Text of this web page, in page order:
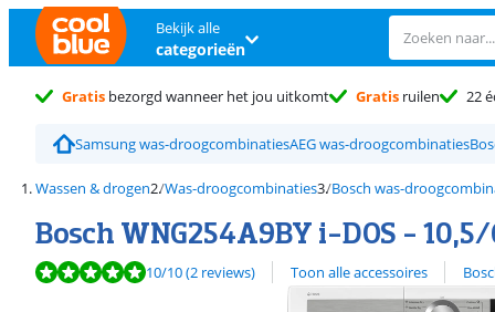
Bekijk alle
categorieën
Gratis bezorgd wanneer het jou uitkomt Gratis ruilen 22
Samsung was-droogcombinatiesAEG was-droogcombinaties
Wassen & drogen Was-droogcombinaties Bosch was-
Bosch WNG254A9BY i-DOS -
Beoordeling is 10 van de 10, gebaseerd op 2 reviews.
10/10(2 reviews) Toon alle accessoires
Bekijk alle